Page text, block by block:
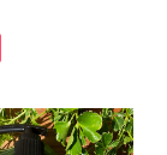
チャー 500ml